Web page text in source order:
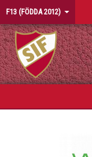
F13 (FÖDDA 2012)